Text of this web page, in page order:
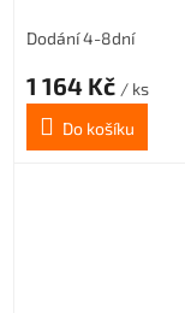
Dodání 4-8dní
1 164 Kč / ks
Do košíku